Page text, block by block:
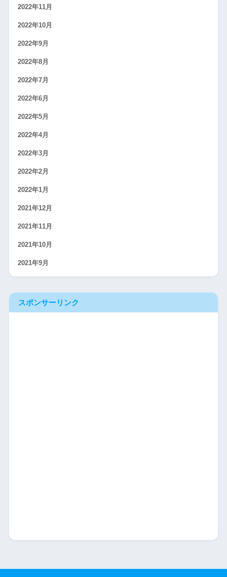
2022年11月
2022年10月
2022年9月
2022年8月
2022年7月
2022年6月
2022年5月
2022年4月
2022年3月
2022年2月
2022年1月
2021年12月
2021年11月
2021年10月
2021年9月
スポンサーリンク